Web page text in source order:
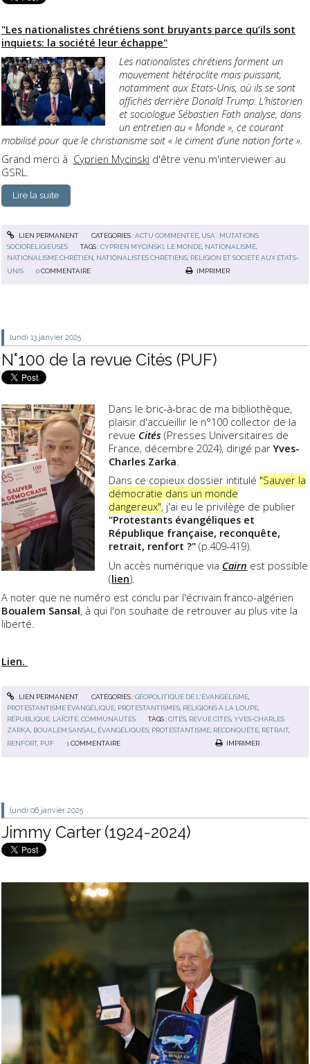
"Les nationalistes chrétiens sont bruyants parce qu’ils sont
inquiets: la société leur échappe"
Les nationalistes chrétiens forment un
mouvement hétéroclite mais puissant,
notamment aux Etats-Unis, où ils se sont
affichés derrière Donald Trump. L’historien
et sociologue Sébastien Fath analyse, dans
un entretien au « Monde », ce courant
mobilisé pour que le christianisme soit « le ciment d’une nation forte ».
Grand merci à Cyprien Mycinski d'être venu m'interviewer au
GSRL.
Lire la suite
LIEN PERMANENT CATÉGORIES :ACTU COMMENTÉE, USA : MUTATIONS
SOCIORELIGIEUSES
TAGS :CYPRIEN MYCINSKI LE MONDE NATIONALISME
NATIONALISME CHRÉTIEN NATIONALISTES CHRÉTIENS RELIGION ET SOCIÉTÉ AUX ÉTATS-
UNIS
0 COMMENTAIRE IMPRIMER
lundi 13 janvier 2025
N°100 de la revue Cités (PUF)
Dans le bric-à-brac de ma bibliothèque,
plaisir d'accueillir le n°100 collector de la
revue Cités (Presses Universitaires de
France, décembre 2024), dirigé parYves-
Charles Zarka.
Dans ce copieux dossier intitulé "Sauver la
démocratie dans un monde
dangereux", j'ai eu le privilège de publier
"Protestants évangéliques et
République française, reconquête,
retrait, renfort ?" (p.409-419).
Un accès numérique via Cairn est possible
(lien).
A noter que ne numéro est conclu par l'écrivain franco-algérien
Boualem Sansal, à qui l'on souhaite de retrouver au plus vite la
liberté.
Lien.
LIEN PERMANENT CATÉGORIES :GÉOPOLITIQUE DE L'ÉVANGÉLISME,
PROTESTANTISME ÉVANGÉLIQUE, PROTESTANTISMES, RELIGIONS À LA LOUPE,
RÉPUBLIQUE, LAÏCITÉ, COMMUNAUTÉS
TAGS :CITÉS, REVUE CITÉS,YVES-CHARLES
ZARKA, BOUALEM SANSAL, ÉVANGÉLIQUES, PROTESTANTISME, RECONQUÊTE, RETRAIT,
RENFORT, PUF 1 COMMENTAIRE IMPRIMER
lundi 06 janvier 2025
Jimmy Carter (1924-2024)